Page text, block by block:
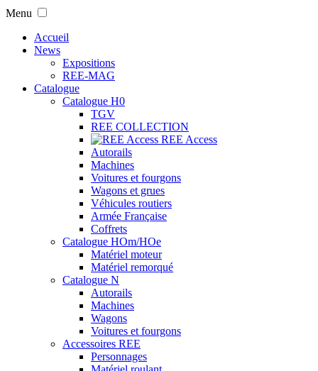
Menu
Accueil
News
Expositions
REE-MAG
Catalogue
Catalogue H0
TGV
REE COLLECTION
REE Access
Autorails
Machines
Voitures et fourgons
Wagons et grues
Véhicules routiers
Armée Française
Coffrets
Catalogue HOm/HOe
Matériel moteur
Matériel remorqué
Catalogue N
Autorails
Machines
Wagons
Voitures et fourgons
Accessoires REE
Personnages